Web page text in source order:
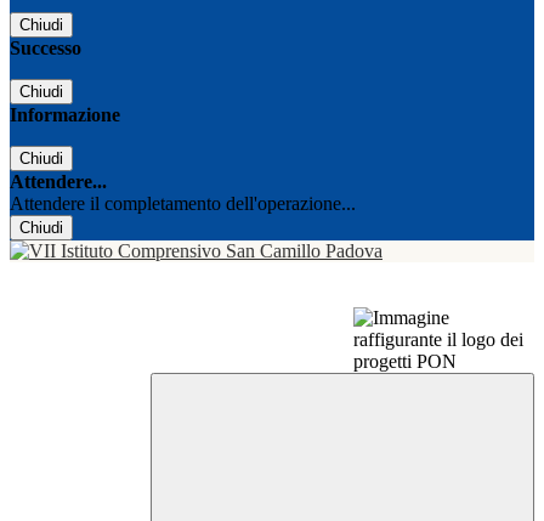
Chiudi
Successo
Chiudi
Informazione
Chiudi
Attendere...
Attendere il completamento dell'operazione...
Chiudi